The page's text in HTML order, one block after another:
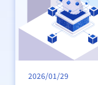
2026/01/29